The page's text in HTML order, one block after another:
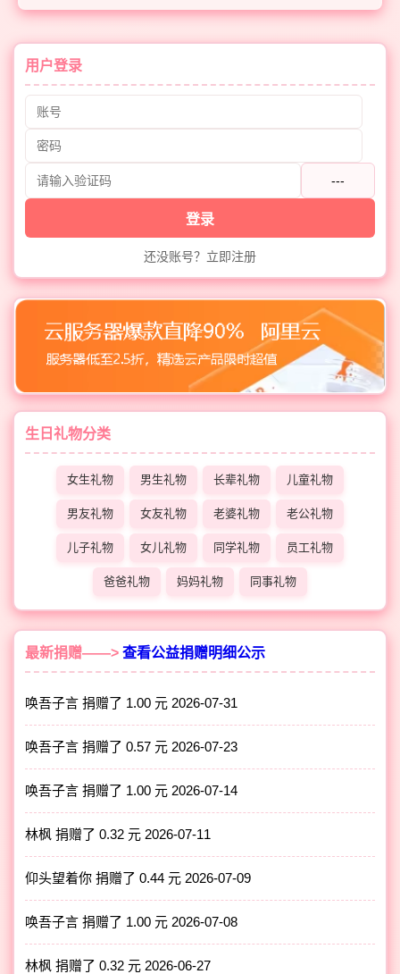
用户登录
---
登录
还没账号？立即注册
生日礼物分类
女生礼物 男生礼物 长辈礼物 儿童礼物
男友礼物 女友礼物 老婆礼物 老公礼物
儿子礼物 女儿礼物 同学礼物 员工礼物
爸爸礼物 妈妈礼物 同事礼物
最新捐赠——> 查看公益捐赠明细公示
唤吾子言 捐赠了 1.00 元 2026-07-31
唤吾子言 捐赠了 0.57 元 2026-07-23
唤吾子言 捐赠了 1.00 元 2026-07-14
林枫 捐赠了 0.32 元 2026-07-11
仰头望着你 捐赠了 0.44 元 2026-07-09
唤吾子言 捐赠了 1.00 元 2026-07-08
林枫 捐赠了 0.32 元 2026-06-27